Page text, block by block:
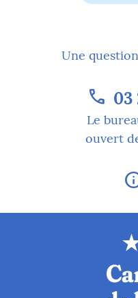
Une
phone 03
Le
ouvert